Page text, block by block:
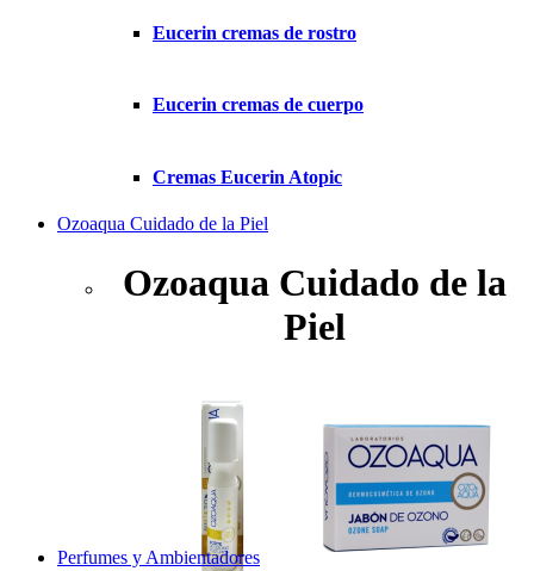
Eucerin cremas de rostro
Eucerin cremas de cuerpo
Cremas Eucerin Atopic
Ozoaqua Cuidado de la Piel
Ozoaqua Cuidado de la
Piel
Perfumes y Ambientadores